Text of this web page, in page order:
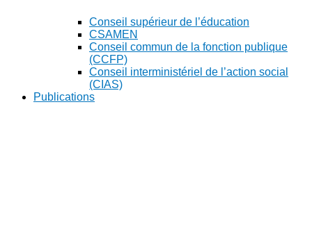
Conseil supérieur de l’éducation
CSAMEN
Conseil commun de la fonction publique
(CCFP)
Conseil interministériel de l’action social
(CIAS)
Publications